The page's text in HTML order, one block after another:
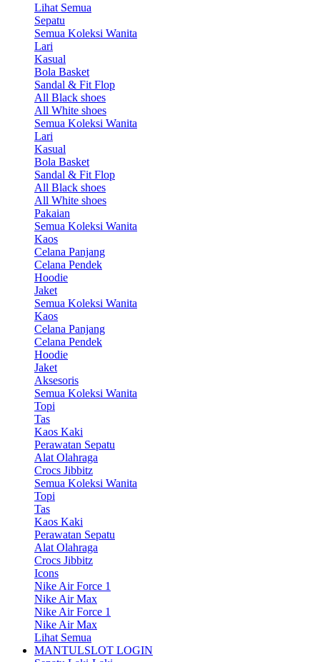
Lihat Semua
Sepatu
Semua Koleksi Wanita
Lari
Kasual
Bola Basket
Sandal & Fit Flop
All Black shoes
All White shoes
Semua Koleksi Wanita
Lari
Kasual
Bola Basket
Sandal & Fit Flop
All Black shoes
All White shoes
Pakaian
Semua Koleksi Wanita
Kaos
Celana Panjang
Celana Pendek
Hoodie
Jaket
Semua Koleksi Wanita
Kaos
Celana Panjang
Celana Pendek
Hoodie
Jaket
Aksesoris
Semua Koleksi Wanita
Topi
Tas
Kaos Kaki
Perawatan Sepatu
Alat Olahraga
Crocs Jibbitz
Semua Koleksi Wanita
Topi
Tas
Kaos Kaki
Perawatan Sepatu
Alat Olahraga
Crocs Jibbitz
Icons
Nike Air Force 1
Nike Air Max
Nike Air Force 1
Nike Air Max
Lihat Semua
MANTULSLOT LOGIN